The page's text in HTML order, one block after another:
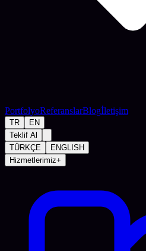
PortfolyoReferanslarBlogİletişim
TR
EN
Teklif Al
TÜRKÇE
ENGLISH
Hizmetlerimiz+